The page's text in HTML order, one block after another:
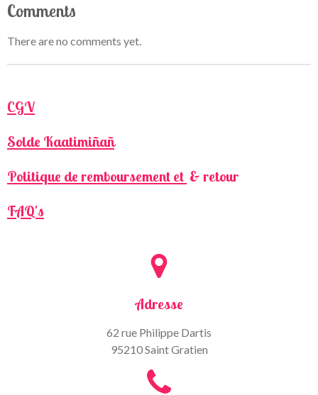
Comments
There are no comments yet.
CGV
Solde Kaatimiñañ
Politique de remboursement et & retour
FAQ's
Adresse
62 rue Philippe Dartis
95210 Saint Gratien